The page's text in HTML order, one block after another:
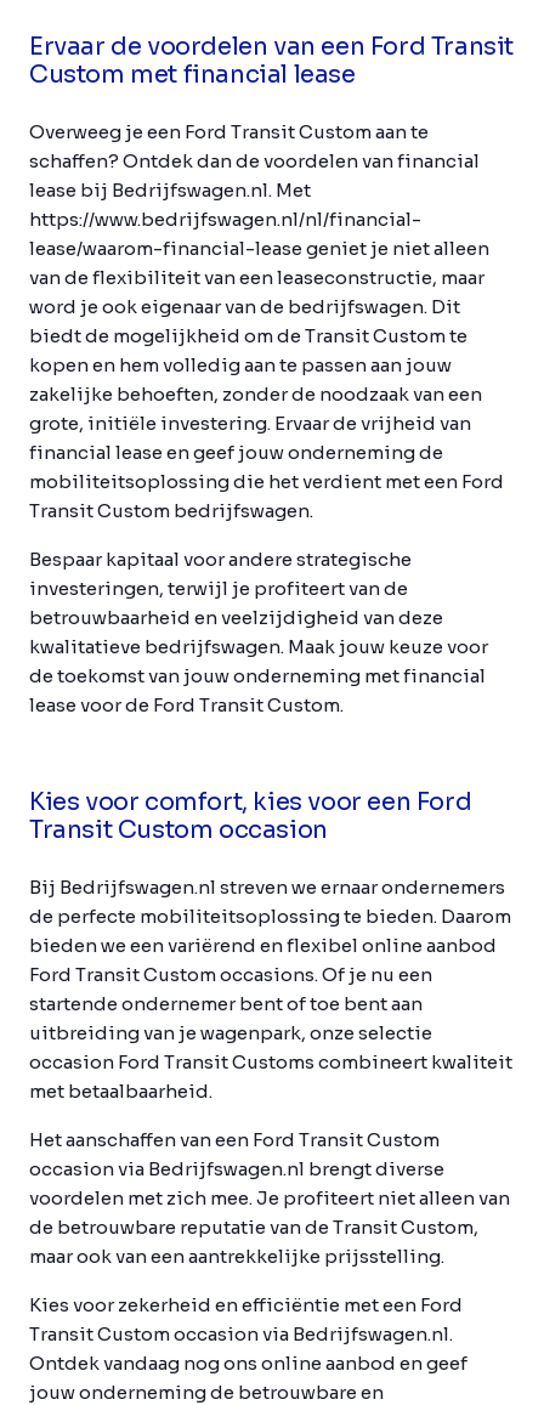
Ervaar de voordelen van een Ford Transit
Custom met financial lease
Overweeg je een Ford Transit Custom aan te
schaffen? Ontdek dan de voordelen van financial
lease bij Bedrijfswagen.nl. Met
https://www.bedrijfswagen.nl/nl/financial-
lease/waarom-financial-lease geniet je niet alleen
van de flexibiliteit van een leaseconstructie, maar
word je ook eigenaar van de bedrijfswagen. Dit
biedt de mogelijkheid om de Transit Custom te
kopen en hem volledig aan te passen aan jouw
zakelijke behoeften, zonder de noodzaak van een
grote, initiële investering. Ervaar de vrijheid van
financial lease en geef jouw onderneming de
mobiliteitsoplossing die het verdient met een Ford
Transit Custom bedrijfswagen.
Bespaar kapitaal voor andere strategische
investeringen, terwijl je profiteert van de
betrouwbaarheid en veelzijdigheid van deze
kwalitatieve bedrijfswagen. Maak jouw keuze voor
de toekomst van jouw onderneming met financial
lease voor de Ford Transit Custom.
Kies voor comfort, kies voor een Ford
Transit Custom occasion
Bij Bedrijfswagen.nl streven we ernaar ondernemers
de perfecte mobiliteitsoplossing te bieden. Daarom
bieden we een variërend en flexibel online aanbod
Ford Transit Custom occasions. Of je nu een
startende ondernemer bent of toe bent aan
uitbreiding van je wagenpark, onze selectie
occasion Ford Transit Customs combineert kwaliteit
met betaalbaarheid.
Het aanschaffen van een Ford Transit Custom
occasion via Bedrijfswagen.nl brengt diverse
voordelen met zich mee. Je profiteert niet alleen van
de betrouwbare reputatie van de Transit Custom,
maar ook van een aantrekkelijke prijsstelling.
Kies voor zekerheid en efficiëntie met een Ford
Transit Custom occasion via Bedrijfswagen.nl.
Ontdek vandaag nog ons online aanbod en geef
jouw onderneming de betrouwbare en